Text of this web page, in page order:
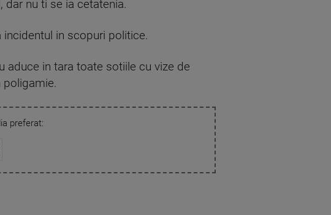
nu ti se ia cetatenia.
incidentul in scopuri politice.
aduce in tara toate sotiile cu vize de
poligamie.
preferat: